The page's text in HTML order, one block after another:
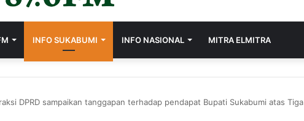
INFO SUKABUMI INFO NASIONAL MITRA ELMITRA
DPRD sampaikan tanggapan terhadap pendapat Bupati Sukabumi atas Tiga